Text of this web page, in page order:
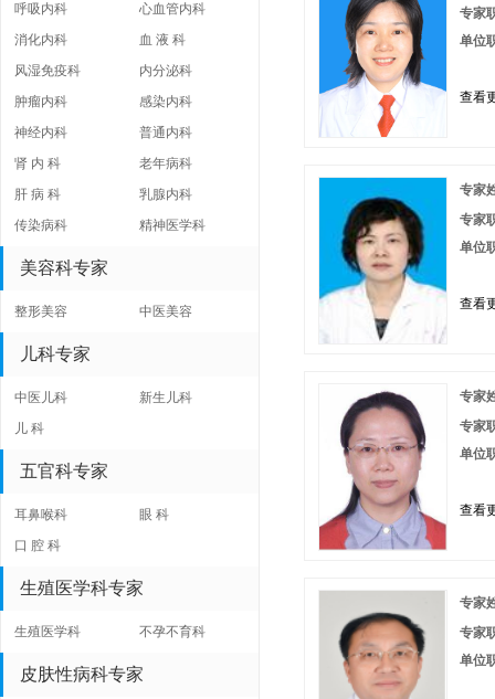
呼吸内科
心血管内科
消化内科
血 液 科
风湿免疫科
内分泌科
肿瘤内科
感染内科
神经内科
普通内科
肾 内 科
老年病科
肝 病 科
乳腺内科
传染病科
精神医学科
美容科专家
整形美容 中医美容
儿科专家
中医儿科
新生儿科
儿 科
五官科专家
耳鼻喉科
眼 科
口 腔 科
生殖医学科专家
生殖医学科 不孕不育科
皮肤性病科专家
专家
单位
查看
专家
专家
单位
查看
专家
专家
单位
查看
专家
专家
单位